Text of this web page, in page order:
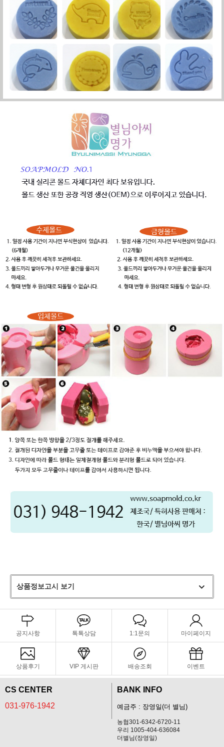
상품정보고시 보기
공지사항 톡톡상담 1:1문의 마이페이지
상품후기 VIP 게시판 배송조회 이벤트
CS CENTER
031-976-1942
BANK INFO
예금주 : 장영일(더 별님)
농협301-6342-6720-11
우리 1005-404-636084
더별님(장영일)